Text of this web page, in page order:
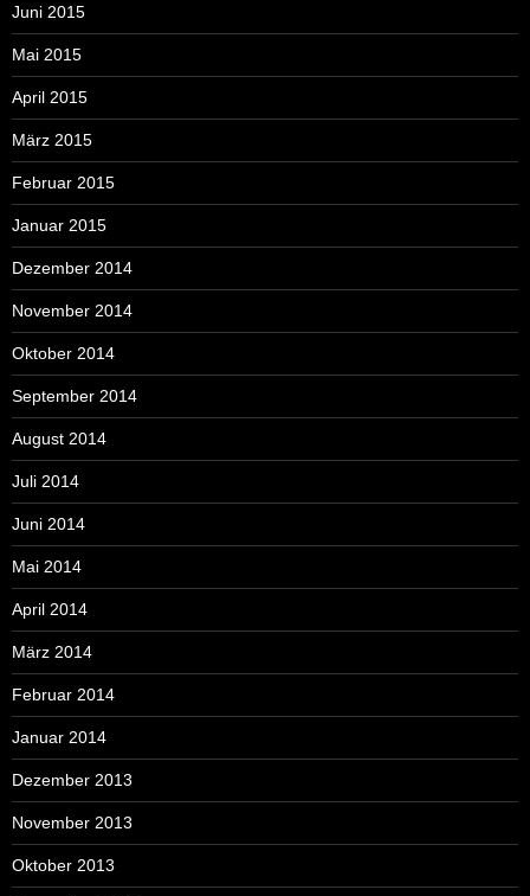
Juni 2015
Mai 2015
April 2015
März 2015
Februar 2015
Januar 2015
Dezember 2014
November 2014
Oktober 2014
September 2014
August 2014
Juli 2014
Juni 2014
Mai 2014
April 2014
März 2014
Februar 2014
Januar 2014
Dezember 2013
November 2013
Oktober 2013